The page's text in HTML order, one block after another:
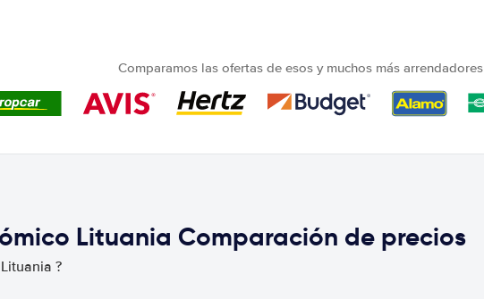
Comparamos las ofertas de esos y muchos más arrendadores
Lituania Comparación de precios
?